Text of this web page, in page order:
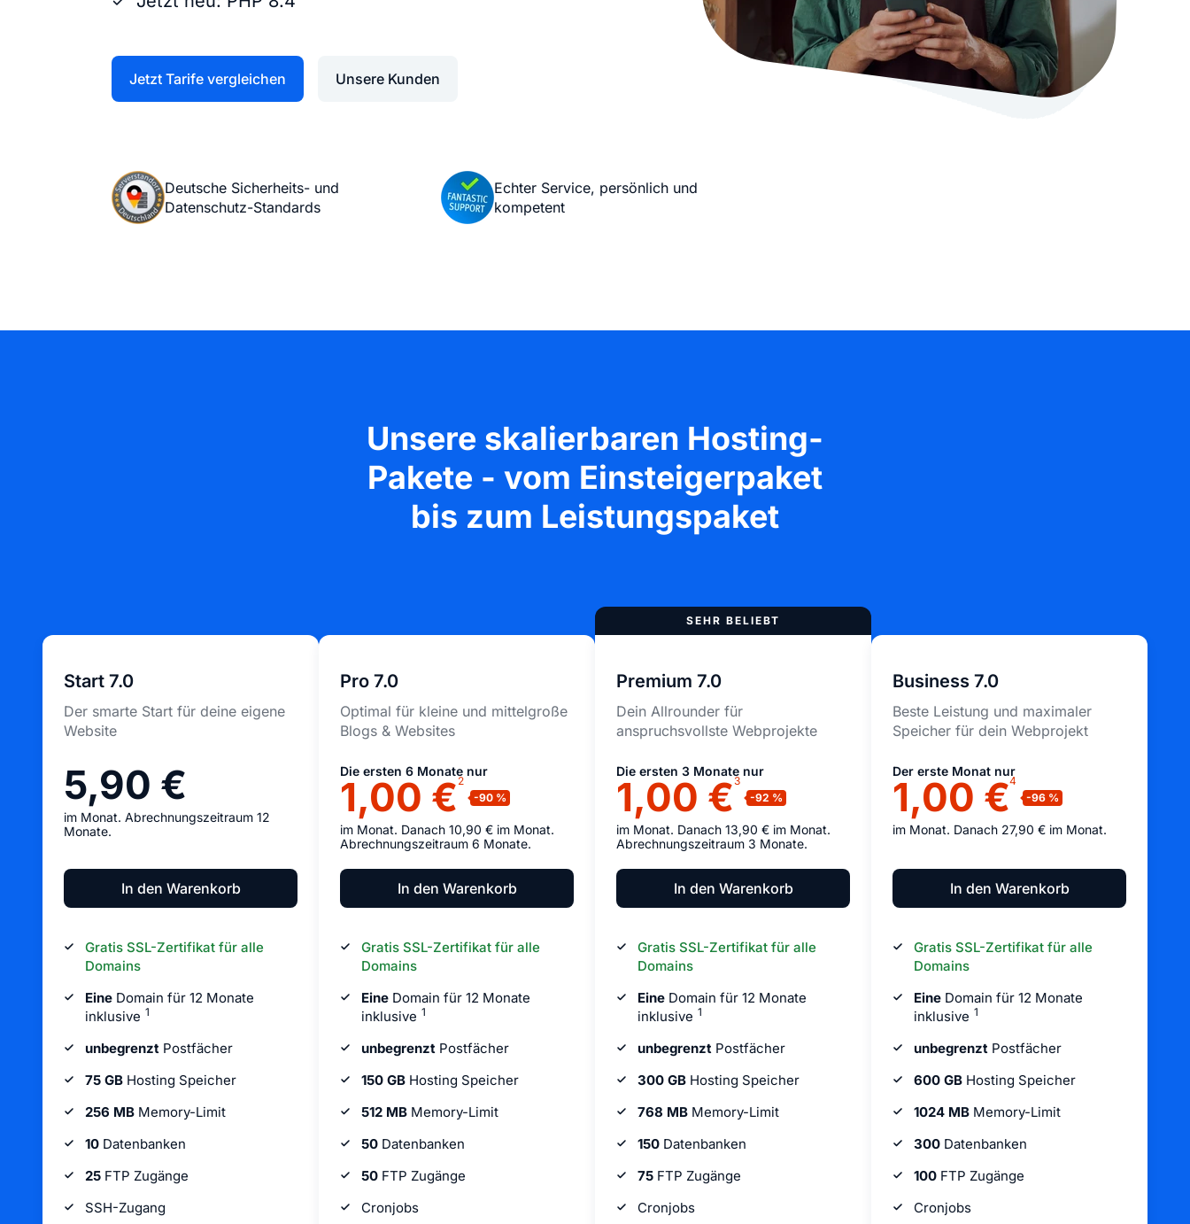
Erstelle schnell gute Domains
Website erstellen lassen Sehr beliebt
Unser Website-Service erstellt Ihre Website
Social Media Marketing
Mehr Kunden über Instagram &
Online Complete
Jetzt Tarife vergleichen Unsere Kunden
Deutsche Sicherheits- und
Datenschutz-Standards
Echter Service, persönlich und
kompetent
Unsere skalierbaren Hosting-
Pakete - vom Einsteigerpaket
bis zum Leistungspaket
Start 7.0
Der smarte Start für deine eigene
Website
5,90 €
im Monat. Abrechnungszeitraum 12
Monate.
In den Warenkorb
Gratis SSL-Zertifikat für alle
Domains
Eine Domain für 12 Monate
inklusive 1
unbegrenzt Postfächer
75 GB Hosting Speicher
256 MB Memory-Limit
10 Datenbanken
25 FTP Zugänge
SSH-Zugang
Pro 7.0
Optimal für kleine und mittelgroße
Blogs & Websites
Die ersten 6 Monate nur
1,00 € 2
im Monat. Danach 10,90 € im Monat.
Abrechnungszeitraum 6 Monate.
In den Warenkorb
Gratis SSL-Zertifikat für alle
Domains
Eine Domain für 12 Monate
inklusive 1
unbegrenzt Postfächer
150 GB Hosting Speicher
512 MB Memory-Limit
50 Datenbanken
50 FTP Zugänge
Cronjobs
Premium 7.0
Dein Allrounder für
anspruchsvollste Webprojekte
Die ersten 3 Monate nur
1,00 €3
im Monat. Danach 13,90 € im Monat.
Abrechnungszeitraum 3 Monate.
In den Warenkorb
Gratis SSL-Zertifikat für alle
Domains
Eine Domain für 12 Monate
inklusive 1
unbegrenzt Postfächer
300 GB Hosting Speicher
768 MB Memory-Limit
150 Datenbanken
75 FTP Zugänge
Cronjobs
Business 7.0
Beste Leistung und maximaler
Speicher für dein Webprojekt
Der erste Monat nur
1,00 €4
im Monat. Danach 27,90 € im Monat.
In den Warenkorb
Gratis SSL-Zertifikat für alle
Domains
Eine Domain für 12 Monate
inklusive 1
unbegrenzt Postfächer
600 GB Hosting Speicher
1024 MB Memory-Limit
300 Datenbanken
100 FTP Zugänge
Cronjobs